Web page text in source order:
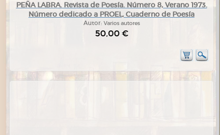
PEÑA LABRA. Revista de Poesía. Número 8, Verano 1973.
Número dedicado a PROEL, Cuaderno de Poesía
Autor: Varios autores
50,00 €